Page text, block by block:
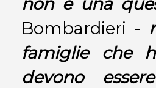
Bombardieri -
famiglie che
devono